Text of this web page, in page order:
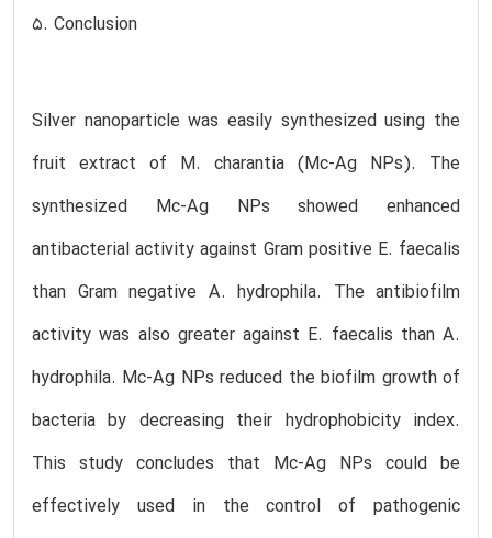
5. Conclusion
Silver nanoparticle was easily synthesized using the
fruit extract of M. charantia (Mc-Ag NPs). The
synthesized Mc-Ag NPs showed enhanced
antibacterial activity against Gram positive E. faecalis
than Gram negative A. hydrophila. The antibiofilm
activity was also greater against E. faecalis than A.
hydrophila. Mc-Ag NPs reduced the biofilm growth of
bacteria by decreasing their hydrophobicity index.
This study concludes that Mc-Ag NPs could be
effectively used in the control of pathogenic